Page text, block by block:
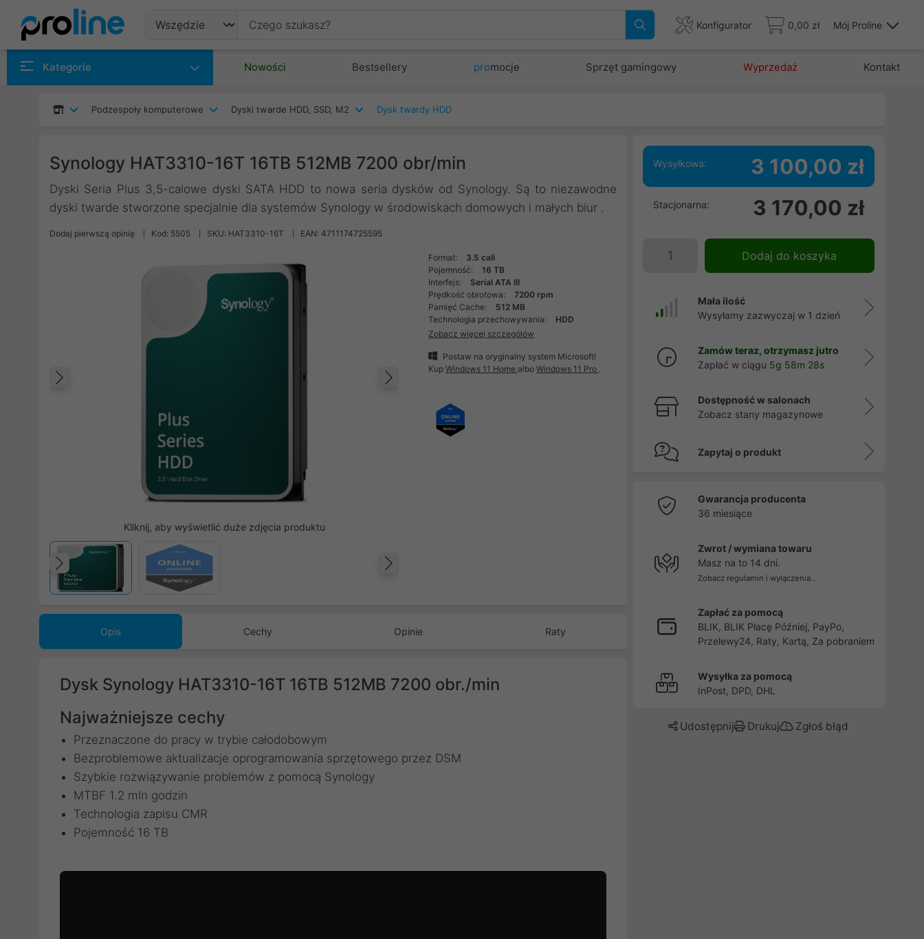
Konfigurator 0,00 zł Mój Proline
Kategorie Nowości Bestsellery promocje Sprzęt gamingowy Wyprzedaż Kontakt
Podzespoły komputerowe Dyski twarde HDD, SSD, M2 Dysk twardy HDD
Synology HAT3310-16T 16TB 512MB 7200 obr/min
Dyski Seria Plus 3,5-calowe dyski SATA HDD to nowa seria dysków od Synology. Są to niezawodne
dyski twarde stworzone specjalnie dla systemów Synology w środowiskach domowych i małych biur .
Dodaj pierwszą opinię Kod: 5505 SKU: HAT3310-16T EAN: 4711174725595
Kliknij, aby wyświetlić duże zdjęcia produktu
Poprzedni
Format:
3.5 cali
Pojemność:
16 TB
Interfejs:
Serial ATA III
Prędkość obrotowa:
7200 rpm
Pamięć Cache:
512 MB
Technologia przechowywania:
HDD
Zobacz więcej szczegółów
Postaw na oryginalny system Microsoft!
KupWindows 11 HomealboWindows 11 Pro .
Opis Cechy Opinie Raty
Dysk Synology HAT3310-16T 16TB 512MB 7200 obr./min
Najważniejsze cechy
Przeznaczone do pracy w trybie całodobowym
Bezproblemowe aktualizacje oprogramowania sprzętowego przez DSM
Szybkie rozwiązywanie problemów z pomocą Synology
MTBF 1.2 mln godzin
Technologia zapisu CMR
Pojemność 16 TB
Wysyłkowa: 3 100,00 zł
Stacjonarna: 3 170,00 zł
Dodaj do koszyka
Mała ilość
Wysyłamy zazwyczaj w 1 dzień
Zamów teraz, otrzymasz jutro
Zapłać w ciągu 5g 58m 27s
Dostępność w salonach
Zobacz stany magazynowe
Zapytaj o produkt
Gwarancja producenta
36 miesiące
Zwrot / wymiana towaru
Masz na to 14 dni.
Zobacz regulamin i wyłączenia...
Zapłać za pomocą
BLIK, BLIK Płacę Później, PayPo,
Przelewy24, Raty, Kartą, Za pobraniem
Wysyłka za pomocą
InPost, DPD, DHL
Udostępnij Drukuj Zgłoś błąd